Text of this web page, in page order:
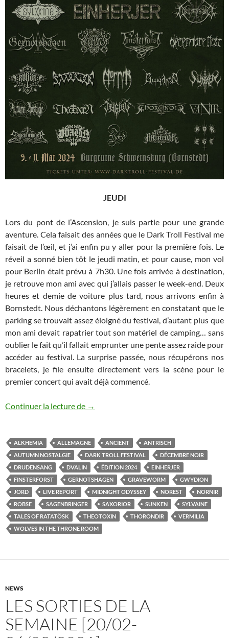
JEUDI
Lors du pont de l’Ascension, je suis partie pour une grande
aventure. Cela faisait des années que le Dark Troll Festival me
faisait de l’œil, et j’ai enfin pu y aller pour la première fois. Le
réveil a sonné bien tôt le jeudi matin, et pour cause, mon vol
pour Berlin était prévu à 7h30. Une fois arrivée à destination,
je retrouve mon ami avec qui j’allais passer le week-end. Deux
heures et demie de voiture plus tard, nous arrivons enfin à
Bornstedt. Nous déchantons légèrement en constatant que le
parking se trouvait assez éloigné du festival, d’autant plus que
mon ami devait rapatrier tout son matériel de camping… sans
oublier le fait qu’il fallait emprunter une pente assez raide pour
accéder au festival. La surprise passée, nous récupérons nos
bracelets, je file ensuite directement vers la scène pour le
premier concert qui avait déjà commencé.
Continuer la lecture de Dark Troll Festival XIII
→
ALKHEMIA ALLEMAGNE ANCIENT
ANTRISCH
AUTUMN NOSTALGIE
DARK TROLL FESTIVAL
DÉCEMBRE NOIR
DRUDENSANG
DVALIN ÉDITION 2024
EINHERJER
FINSTERFORST
GERNOTSHAGEN GRAVEWORM
GWYDION
JORD
LIVE REPORT MIDNIGHT ODYSSEY NOREST
NORNIR
ROBSE
SAGENBRINGER SAXORIOR SUNKEN
SYLVAINE
TALES OF RATATÖSK
THEOTOXIN THORONDIR
VERMILIA
WOLVES IN THE THRONE ROOM
NEWS
LES SORTIES DE LA
SEMAINE [20/02-